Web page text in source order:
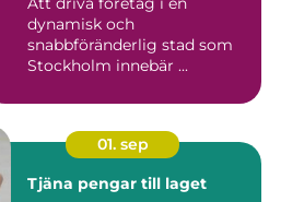
dynamisk och
snabbföränderlig stad som
Stockholm innebär ...
01. sep
Tjäna pengar till laget